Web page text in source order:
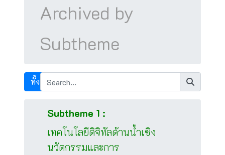
Archived by
Subtheme
ทั้งหมด
Subtheme 1 :
เทคโนโลยีดิจิทัลด้านน้ำเชิง
นวัตกรรมและการ